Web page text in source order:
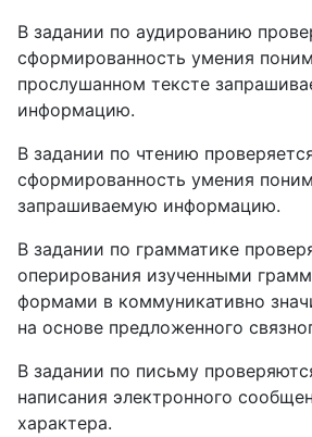
В задании по аудированию
сформированность умения
прослушанном тексте
информацию.
В задании по чтению
сформированность умения
запрашиваемую информацию.
В задании по грамматике
оперирования изученными
формами в коммуникативно
на основе предложенного
В задании по письму
написания электронного
характера.